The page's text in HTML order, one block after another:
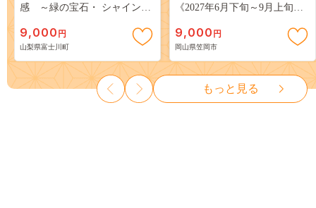
感 ～緑の宝石・ シャインマ
３房） フルーツ 山梨県産 果
物 くだもの シャイン マスカ
ット ぶどう ブドウ 葡萄 大粒
種なし 先行予約 富士川町
10000円 一万円 9000円 九千円
9,000 円
山梨県富士川町
《2027年6月下旬～9月上旬頃
岡山 はくとう スイーツ フル
ーツ 果物 デザート 旬 モモ も
も 先行予約 送料無料 果物 岡
山県 笠岡市 清水白桃 白鳳 白
麗 クール便---
kasaoka_zsy_419_100---
9,000 円
岡山県笠岡市
もっと見る